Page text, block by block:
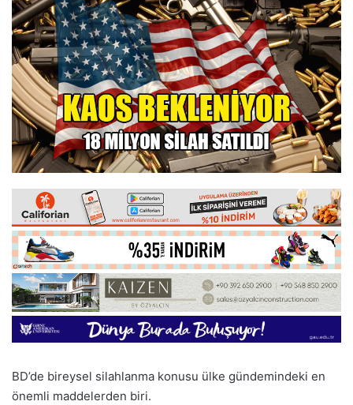
BD’de bireysel silahlanma konusu ülke gündemindeki en
önemli maddelerden biri.